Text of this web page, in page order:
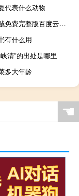
代表什么动物
千金女贼免费完整版百度云资源（千金女贼免费）
有什么用
清”的出处是哪里
多大年龄
☚